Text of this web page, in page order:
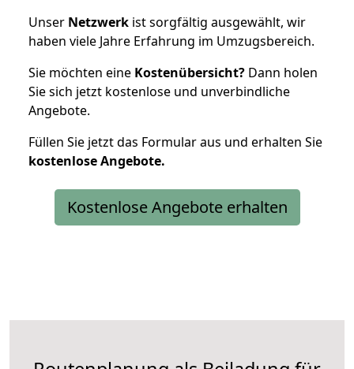
Unser Netzwerk ist sorgfältig ausgewählt, wir
haben viele Jahre Erfahrung im Umzugsbereich.
Sie möchten eine Kostenübersicht? Dann holen
Sie sich jetzt kostenlose und unverbindliche
Angebote.
Füllen Sie jetzt das Formular aus und erhalten Sie
kostenloseAngebote.
Kostenlose Angebote erhalten